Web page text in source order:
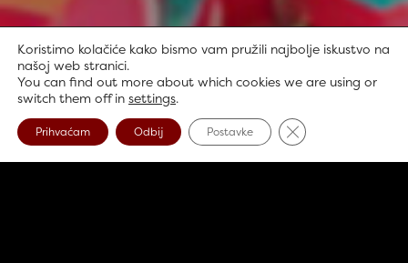
Koristimo kolačiće kako bismo vam pružili najbolje iskustvo na
našoj web stranici.
You can find out more about which cookies we are using or
switch them off in settings.
Prihvaćam Odbij Postavke Close GDPR